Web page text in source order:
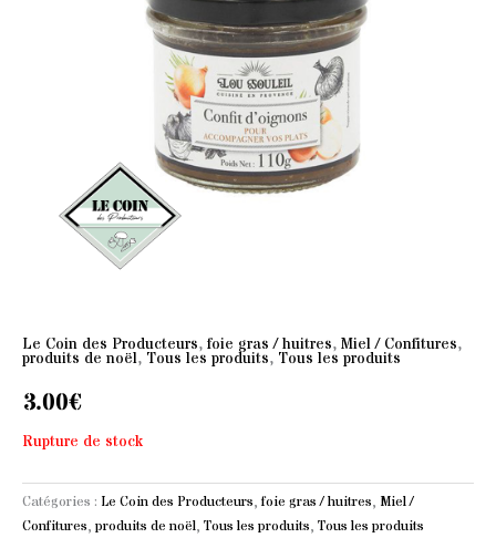
Le Coin des Producteurs, foie gras / huitres, Miel / Confitures,
produits de noël, Tous les produits, Tous les produits
3.00€
Rupture de stock
Catégories : Le Coin des Producteurs, foie gras / huitres, Miel /
Confitures, produits de noël, Tous les produits, Tous les produits